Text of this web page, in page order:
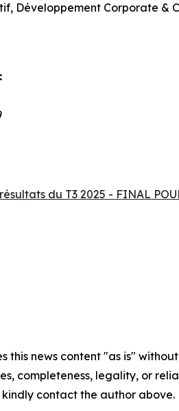
Développement Corporate &
du T3 2025 - FINAL
this news content "as is"
completeness, legality, or
contact the author above.